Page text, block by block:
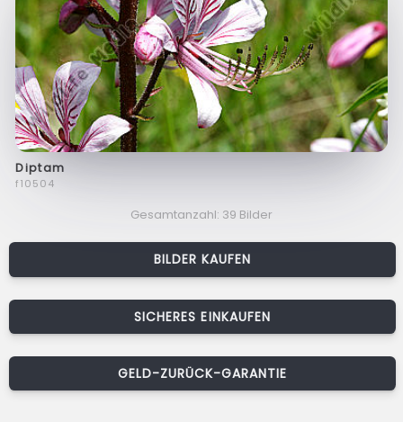
Diptam
f10504
Gesamtanzahl: 39 Bilder
BILDER KAUFEN
SICHERES EINKAUFEN
GELD-ZURÜCK-GARANTIE